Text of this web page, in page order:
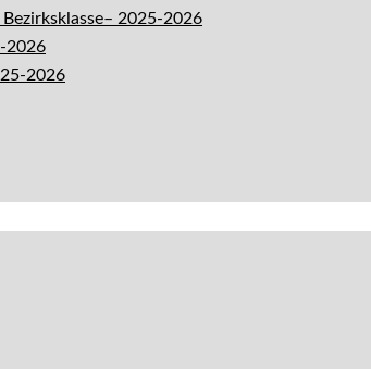
2025-2026
2026
2026